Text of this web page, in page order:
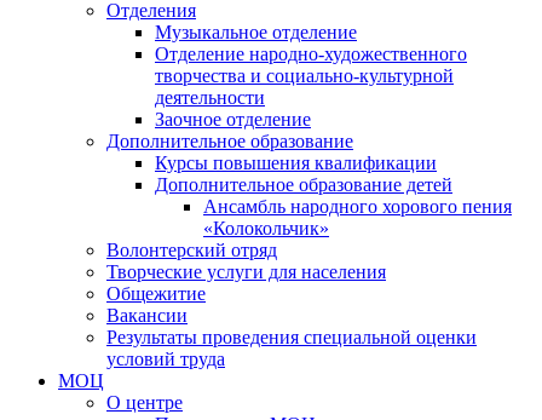
Отделения
Музыкальное отделение
Отделение народно-художественного
творчества и социально-культурной
деятельности
Заочное отделение
Дополнительное образование
Курсы повышения квалификации
Дополнительное образование детей
Ансамбль народного хорового пения
«Колокольчик»
Волонтерский отряд
Творческие услуги для населения
Общежитие
Вакансии
Результаты проведения специальной оценки
условий труда
МОЦ
О центре